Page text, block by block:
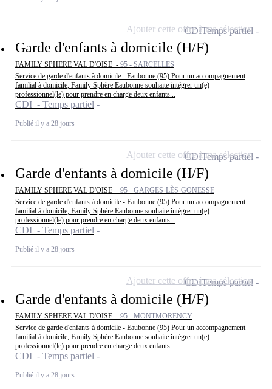
Garde d'enfants à domicile (H/F)
FAMILY SPHERE VAL D'OISE - 95 - SARCELLES
Service de garde d'enfants à domicile - Eaubonne (95) Pour un accompagnement
familial à domicile, Family Sphère Eaubonne souhaite intégrer un(e)
professionnel(le) pour prendre en charge deux enfants...
CDI - Temps partiel
Publié il y a 28 jours
CDITemps partiel
Ajouter cette offre à ma sélection
Garde d'enfants à domicile (H/F)
FAMILY SPHERE VAL D'OISE - 95 - GARGES-LÈS-GONESSE
Service de garde d'enfants à domicile - Eaubonne (95) Pour un accompagnement
familial à domicile, Family Sphère Eaubonne souhaite intégrer un(e)
professionnel(le) pour prendre en charge deux enfants...
CDI - Temps partiel
Publié il y a 28 jours
CDITemps partiel
Ajouter cette offre à ma sélection
Garde d'enfants à domicile (H/F)
FAMILY SPHERE VAL D'OISE - 95 - MONTMORENCY
Service de garde d'enfants à domicile - Eaubonne (95) Pour un accompagnement
familial à domicile, Family Sphère Eaubonne souhaite intégrer un(e)
professionnel(le) pour prendre en charge deux enfants...
CDI - Temps partiel
Publié il y a 28 jours
CDITemps partiel
Ajouter cette offre à ma sélection